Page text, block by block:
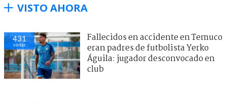
VISTO AHORA
431
visitas
Fallecidos en accidente en Temuco
eran padres de futbolista Yerko
Águila: jugador desconvocado en
club